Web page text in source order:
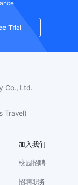
Trial
Co., Ltd.
Travel)
加入我们
校园招聘
招聘职务